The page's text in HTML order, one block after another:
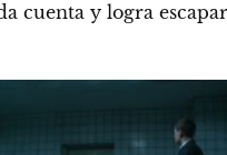
cuenta y logra